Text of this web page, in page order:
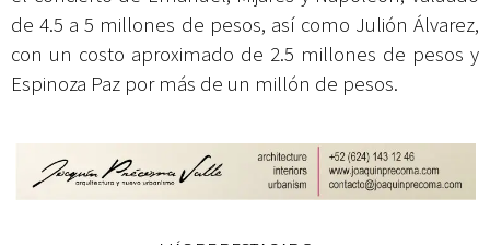
de 4.5 a 5 millones de pesos, así como Julión Álvarez,
con un costo aproximado de 2.5 millones de pesos y
Espinoza Paz por más de un millón de pesos.